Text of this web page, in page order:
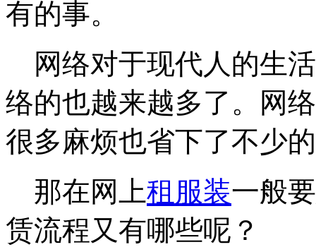
有的事。
网络对于现代人的生
络的也越来越多了。网
很多麻烦也省下了不少的
那在网上租服装一般
赁流程又有哪些呢？